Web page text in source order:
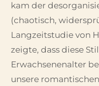
kam der
(chaotisch,
Langzeitstudie von
zeigte, dass diese
Erwachsenenalter
unsere